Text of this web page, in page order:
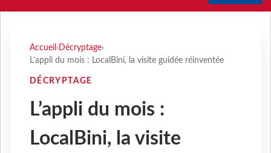
Accueil › Décryptage›
L’appli du mois : LocalBini, la visite guidée réinventée
DÉCRYPTAGE
L’appli du mois :
LocalBini, la visite